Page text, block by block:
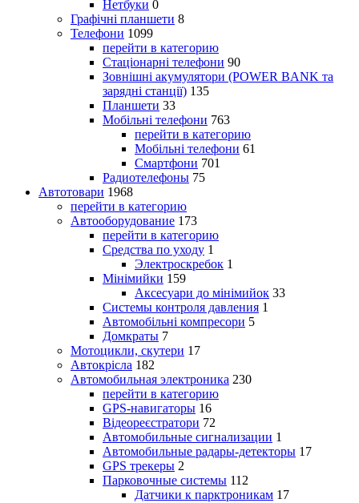
Нетбуки 0
Графічні планшети 8
Телефони 1099
перейти в категорию
Стаціонарні телефони 90
Зовнішні акумулятори (POWER BANK та
зарядні станції) 135
Планшети 33
Мобільні телефони 763
перейти в категорию
Мобільні телефони 61
Смартфони 701
Радиотелефоны 75
Автотовари 1968
перейти в категорию
Автооборудование 173
перейти в категорию
Средства по уходу 1
Электроскребок 1
Мінімийки 159
Аксесуари до мінімийок 33
Системы контроля давления 1
Автомобільні компресори 5
Домкраты 7
Мотоцикли, скутери 17
Автокрісла 182
Автомобильная электроника 230
перейти в категорию
GPS-навигаторы 16
Відеореєстратори 72
Автомобильные сигнализации 1
Автомобильные радары-детекторы 17
GPS трекеры 2
Парковочные системы 112
Датчики к парктроникам 17